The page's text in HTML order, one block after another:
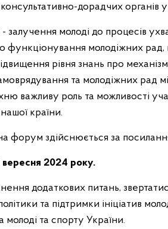
дорадчих органів
- залучення молоді до процесів
функціонування молодіжних рад,
рівня знань про
та молодіжних рад
важливу роль та можливості
країни.
форум здійснюється за
2024 року.
додаткових питань,
та підтримки ініціатив
молоді та спорту України.